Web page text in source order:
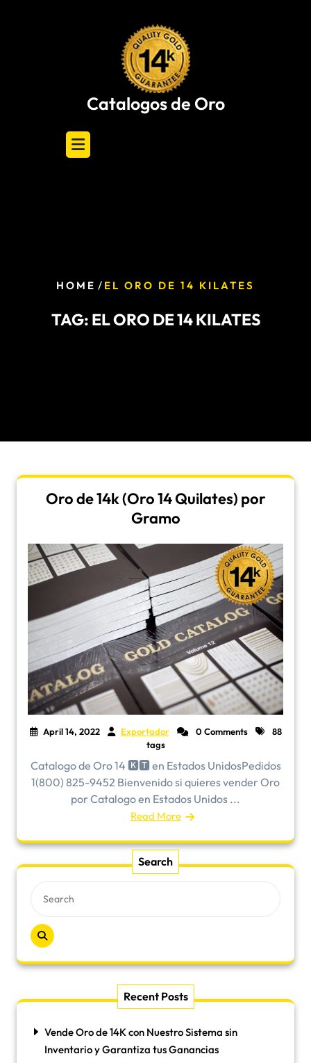
Catalogos de Oro
HOME / EL ORO DE 14 KILATES
TAG: EL ORO DE 14 KILATES
Oro de 14k (Oro 14 Quilates) por
Gramo
April 14, 2022 Exportador 0 Comments
88
tags
Catalogo de Oro 14 🅺🆃 en Estados UnidosPedidos
1(800) 825-9452 Bienvenido si quieres vender Oro
por Catalogo en Estados Unidos ...
Read More
Search
Recent Posts
Vende Oro de 14K con Nuestro Sistema sin
Inventario y Garantiza tus Ganancias